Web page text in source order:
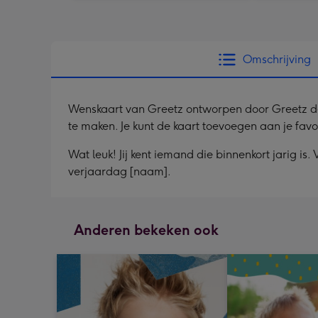
Omschrijving
Wenskaart van Greetz ontworpen door Greetz
te maken. Je kunt de kaart toevoegen aan je
Wat leuk! Jij kent iemand die binnenkort jarig
verjaardag [naam].
Anderen bekeken ook